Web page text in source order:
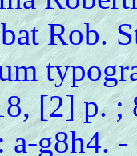
Rob.
[2] p. ;
a-g8h4.